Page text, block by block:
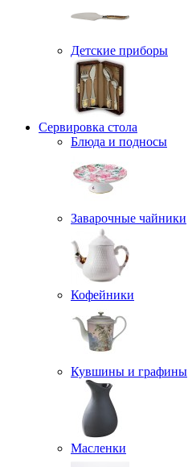
Детские приборы
Сервировка стола
Блюда и подносы
Заварочные чайники
Кофейники
Кувшины и графины
Масленки